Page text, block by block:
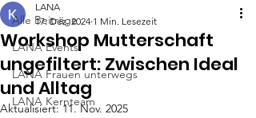
Alle Beiträge
LANA Events
LANA Frauen unterwegs
LANA Kernteam
Workshop Mutterschaft
ungefiltert: Zwischen Ideal
und Alltag
LANA
17. Dez. 2024 1 Min. Lesezeit
Aktualisiert:11. Nov. 2025